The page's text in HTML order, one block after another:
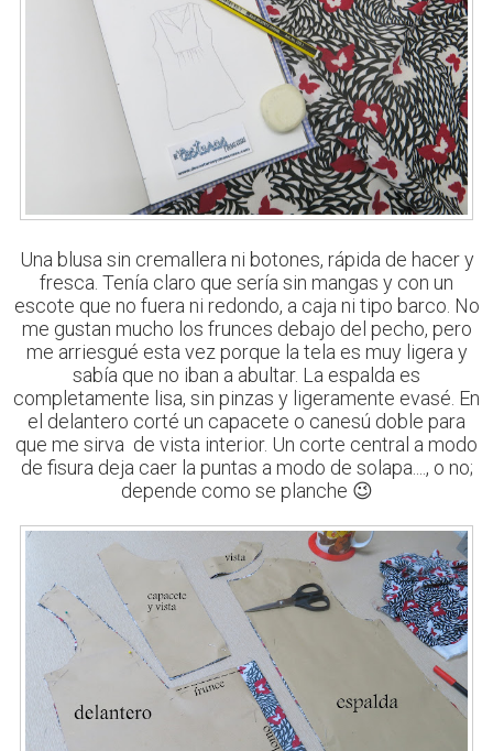
Una blusa sin cremallera ni botones, rápida de hacer y
fresca. Tenía claro que sería sin mangas y con un
escote que no fuera ni redondo, a caja ni tipo barco. No
me gustan mucho los frunces debajo del pecho, pero
me arriesgué esta vez porque la tela es muy ligera y
sabía que no iban a abultar. La espalda es
completamente lisa, sin pinzas y ligeramente evasé. En
el delantero corté un capacete o canesú doble para
que me sirva de vista interior. Un corte central a modo
de fisura deja caer la puntas a modo de solapa...., o no;
depende como se planche 😉